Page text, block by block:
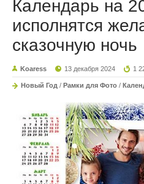
Календарь на
исполнятся
сказочную ночь
Koaress 13 декабря 2024 1
Новый Год / Рамки для Фото /